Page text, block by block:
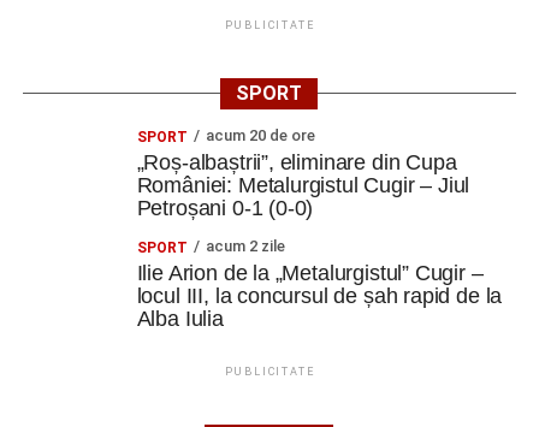
PUBLICITATE
SPORT
SPORT acum 20 de ore
„Roș-albaștrii”, eliminare din Cupa
României: Metalurgistul Cugir – Jiul
Petroșani 0-1 (0-0)
SPORT acum 2 zile
Ilie Arion de la „Metalurgistul” Cugir –
locul III, la concursul de șah rapid de la
Alba Iulia
PUBLICITATE